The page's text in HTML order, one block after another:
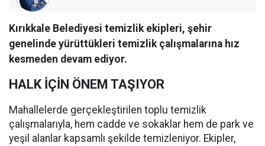
Kırıkkale Belediyesi temizlik ekipleri, şehir
genelinde yürüttükleri temizlik çalışmalarına hız
kesmeden devam ediyor.
HALK İÇİN ÖNEM TAŞIYOR
Mahallelerde gerçekleştirilen toplu temizlik
çalışmalarıyla, hem cadde ve sokaklar hem de park ve
yeşil alanlar kapsamlı şekilde temizleniyor. Ekipler,